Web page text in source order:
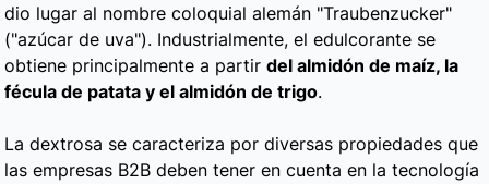
dio lugar al nombre coloquial alemán "Traubenzucker"
("azúcar de uva"). Industrialmente, el edulcorante se
obtiene principalmente a partir del almidón de maíz, la
fécula de patata y el almidón de trigo.
La dextrosa se caracteriza por diversas propiedades que
las empresas B2B deben tener en cuenta en la tecnología